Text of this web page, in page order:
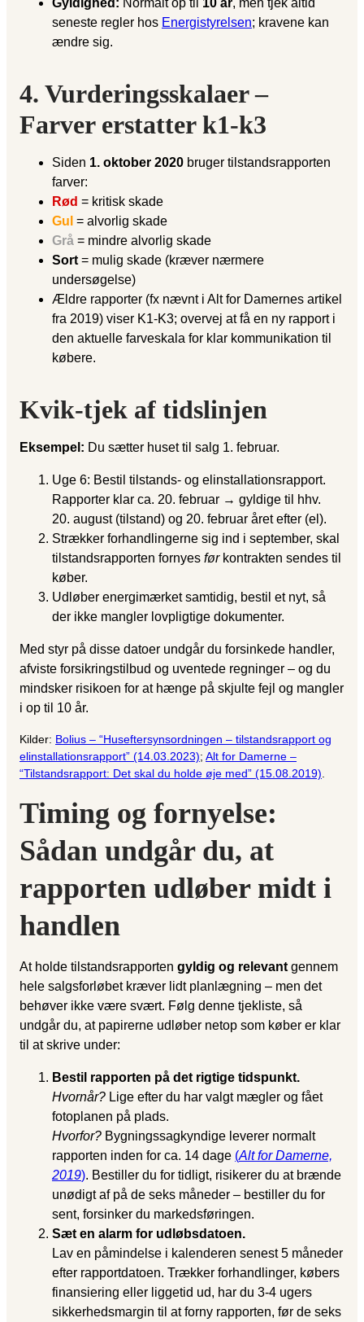
Gyldighed: Normalt op til 10 år, men tjek altid
seneste regler hos Energistyrelsen; kravene kan
ændre sig.
4. Vurderingsskalaer –
Farver erstatter k1-k3
Siden 1. oktober 2020 bruger tilstandsrapporten
farver:
Rød = kritisk skade
Gul = alvorlig skade
Grå = mindre alvorlig skade
Sort = mulig skade (kræver nærmere
undersøgelse)
Ældre rapporter (fx nævnt i Alt for Damernes artikel
fra 2019) viser K1-K3; overvej at få en ny rapport i
den aktuelle farveskala for klar kommunikation til
købere.
Kvik-tjek af tidslinjen
Eksempel: Du sætter huset til salg 1. februar.
Uge 6: Bestil tilstands- og elinstallationsrapport.
Rapporter klar ca. 20. februar → gyldige til hhv.
20. august (tilstand) og 20. februar året efter (el).
Strækker forhandlingerne sig ind i september, skal
tilstandsrapporten fornyes førkontrakten sendes til
køber.
Udløber energimærket samtidig, bestil et nyt, så
der ikke mangler lovpligtige dokumenter.
Med styr på disse datoer undgår du forsinkede handler,
afviste forsikringstilbud og uventede regninger – og du
mindsker risikoen for at hænge på skjulte fejl og mangler
i op til 10 år.
Kilder: Bolius – “Huseftersynsordningen – tilstandsrapport og
elinstallationsrapport” (14.03.2023); Alt for Damerne –
“Tilstandsrapport: Det skal du holde øje med” (15.08.2019).
Timing og fornyelse:
Sådan undgår du, at
rapporten udløber midt i
handlen
At holde tilstandsrapporten gyldig og relevant gennem
hele salgsforløbet kræver lidt planlægning – men det
behøver ikke være svært. Følg denne tjekliste, så
undgår du, at papirerne udløber netop som køber er klar
til at skrive under:
Bestil rapporten på det rigtige tidspunkt.
Hvornår? Lige efter du har valgt mægler og fået
fotoplanen på plads.
Hvorfor? Bygningssagkyndige leverer normalt
rapporten inden for ca. 14 dage (Alt for Damerne,
2019). Bestiller du for tidligt, risikerer du at brænde
unødigt af på de seks måneder – bestiller du for
sent, forsinker du markedsføringen.
Sæt en alarm for udløbsdatoen.
Lav en påmindelse i kalenderen senest 5 måneder
efter rapportdatoen. Trækker forhandlinger, købers
finansiering eller liggetid ud, har du 3-4 ugers
sikkerhedsmargin til at forny rapporten, før de seks